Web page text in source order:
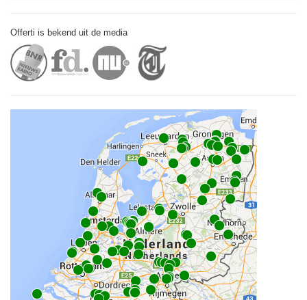
Offerti is bekend uit de media